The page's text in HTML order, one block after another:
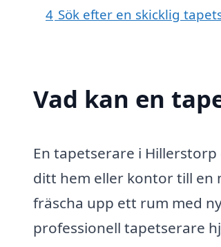
4 Sök efter en skicklig
Vad kan en
En tapetserare i
ditt hem eller kontor till en
fräscha upp ett rum med
professionell tapetserare